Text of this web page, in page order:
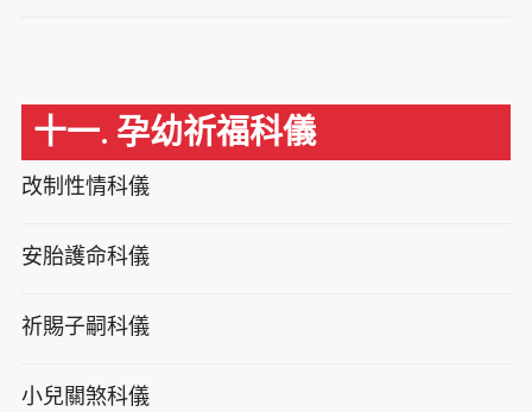
十一. 孕幼祈福科儀
改制性情科儀
安胎護命科儀
祈賜子嗣科儀
小兒關煞科儀